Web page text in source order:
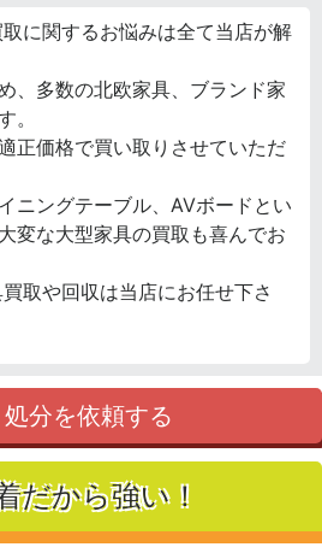
に関するお悩みは全て当店が解
、多数の北欧家具、ブランド家
。
正価格で買い取りさせていただ
ニングテーブル、AVボードとい
変な大型家具の買取も喜んでお
取や回収は当店にお任せ下さ
分を依頼する
だから強い！